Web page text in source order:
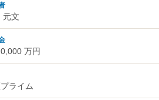
元文
万円
ライム